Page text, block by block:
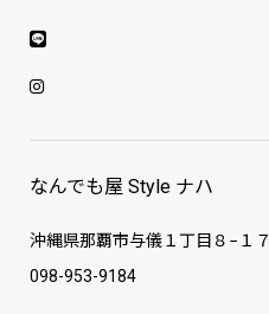
なんでも屋 Style ナハ
沖縄県那覇市与儀１丁目８−１７
098-953-9184